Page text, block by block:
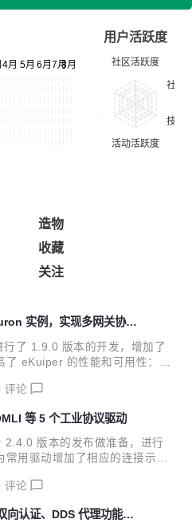
用户活跃度
造物
收藏
关注
实例，实现多网关协同
了 1.9.0 版本的开发，增加了
eKuiper 的性能和可用性： I
的基于动态 token 的鉴权
力增强。我们添加了许多新的转
关、base64 编码相关以及压缩
处理和转换数据流。 运营效率
评论
等 5 个工业协议驱动
版本的发布做准备，进行
常用驱动增加了相应的连接示例
。 新增驱动插件 南向驱动 IE
通信的数据模型、数据服务、通
评论
向认证、DDS 代理功能升